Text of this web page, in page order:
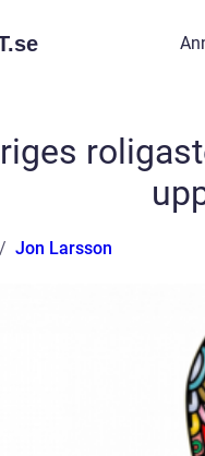
se
Jon Larsson